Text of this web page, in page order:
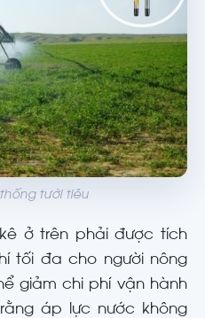
tưới tiêu
ở trên phải được tích
tối đa cho người nông
giảm chi phí vận hành
áp lực nước không